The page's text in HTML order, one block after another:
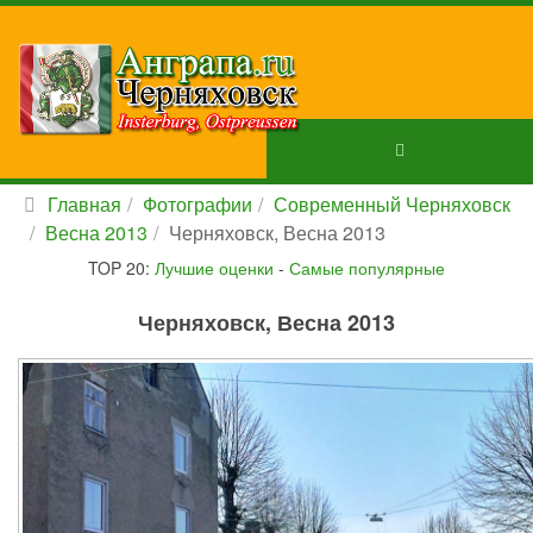
Главная Фотографии
Современный Черняховск
Весна 2013
Черняховск, Весна 2013
TOP 20: Лучшие оценки - Самые популярные
Черняховск, Весна 2013